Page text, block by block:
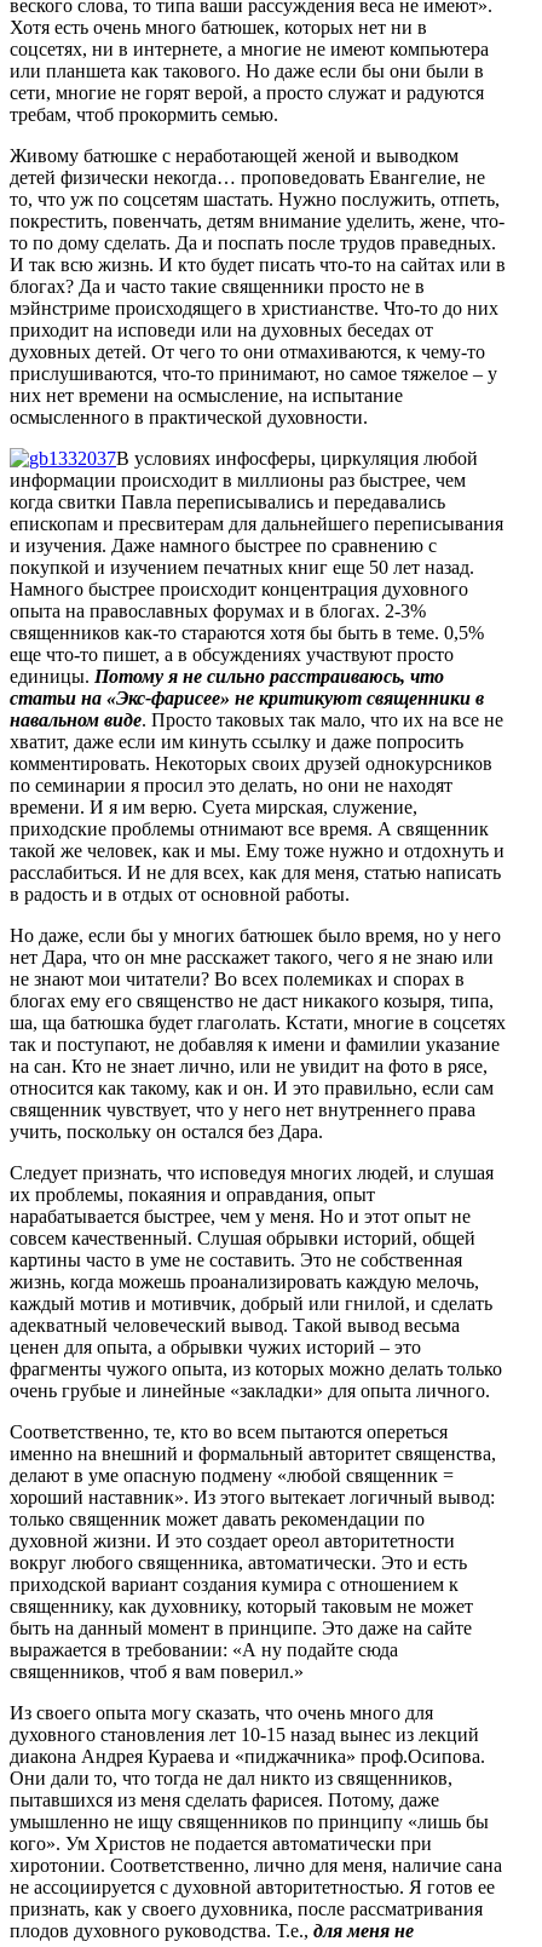
веского слова, то типа ваши рассуждения веса не имеют».
Хотя есть очень много батюшек, которых нет ни в
соцсетях, ни в интернете, а многие не имеют компьютера
или планшета как такового. Но даже если бы они были в
сети, многие не горят верой, а просто служат и радуются
требам, чтоб прокормить семью.
Живому батюшке с неработающей женой и выводком
детей физически некогда… проповедовать Евангелие, не
то, что уж по соцсетям шастать. Нужно послужить, отпеть,
покрестить, повенчать, детям внимание уделить, жене, что-
то по дому сделать. Да и поспать после трудов праведных.
И так всю жизнь. И кто будет писать что-то на сайтах или в
блогах? Да и часто такие священники просто не в
мэйнстриме происходящего в христианстве. Что-то до них
приходит на исповеди или на духовных беседах от
духовных детей. От чего то они отмахиваются, к чему-то
прислушиваются, что-то принимают, но самое тяжелое – у
них нет времени на осмысление, на испытание
осмысленного в практической духовности.
В условиях инфосферы, циркуляция любой
информации происходит в миллионы раз быстрее, чем
когда свитки Павла переписывались и передавались
епископам и пресвитерам для дальнейшего переписывания
и изучения. Даже намного быстрее по сравнению с
покупкой и изучением печатных книг еще 50 лет назад.
Намного быстрее происходит концентрация духовного
опыта на православных форумах и в блогах. 2-3%
священников как-то стараются хотя бы быть в теме. 0,5%
еще что-то пишет, а в обсуждениях участвуют просто
единицы. Потому я не сильно расстраиваюсь, что
статьи на «Экс-фарисее» не критикуют священники в
навальном виде. Просто таковых так мало, что их на все не
хватит, даже если им кинуть ссылку и даже попросить
комментировать. Некоторых своих друзей однокурсников
по семинарии я просил это делать, но они не находят
времени. И я им верю. Суета мирская, служение,
приходские проблемы отнимают все время. А священник
такой же человек, как и мы. Ему тоже нужно и отдохнуть и
расслабиться. И не для всех, как для меня, статью написать
в радость и в отдых от основной работы.
Но даже, если бы у многих батюшек было время, но у него
нет Дара, что он мне расскажет такого, чего я не знаю или
не знают мои читатели? Во всех полемиках и спорах в
блогах ему его священство не даст никакого козыря, типа,
ша, ща батюшка будет глаголать. Кстати, многие в соцсетях
так и поступают, не добавляя к имени и фамилии указание
на сан. Кто не знает лично, или не увидит на фото в рясе,
относится как такому, как и он. И это правильно, если сам
священник чувствует, что у него нет внутреннего права
учить, поскольку он остался без Дара.
Следует признать, что исповедуя многих людей, и слушая
их проблемы, покаяния и оправдания, опыт
нарабатывается быстрее, чем у меня. Но и этот опыт не
совсем качественный. Слушая обрывки историй, общей
картины часто в уме не составить. Это не собственная
жизнь, когда можешь проанализировать каждую мелочь,
каждый мотив и мотивчик, добрый или гнилой, и сделать
адекватный человеческий вывод. Такой вывод весьма
ценен для опыта, а обрывки чужих историй – это
фрагменты чужого опыта, из которых можно делать только
очень грубые и линейные «закладки» для опыта личного.
Соответственно, те, кто во всем пытаются опереться
именно на внешний и формальный авторитет священства,
делают в уме опасную подмену «любой священник =
хороший наставник». Из этого вытекает логичный вывод:
только священник может давать рекомендации по
духовной жизни. И это создает ореол авторитетности
вокруг любого священника, автоматически. Это и есть
приходской вариант создания кумира с отношением к
священнику, как духовнику, который таковым не может
быть на данный момент в принципе. Это даже на сайте
выражается в требовании: «А ну подайте сюда
священников, чтоб я вам поверил.»
Из своего опыта могу сказать, что очень много для
духовного становления лет 10-15 назад вынес из лекций
диакона Андрея Кураева и «пиджачника» проф.Осипова.
Они дали то, что тогда не дал никто из священников,
пытавшихся из меня сделать фарисея. Потому, даже
умышленно не ищу священников по принципу «лишь бы
кого». Ум Христов не подается автоматически при
хиротонии. Соответственно, лично для меня, наличие сана
не ассоциируется с духовной авторитетностью. Я готов ее
признать, как у своего духовника, после рассматривания
плодов духовного руководства. Т.е., для меня не